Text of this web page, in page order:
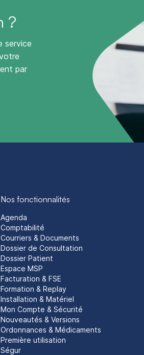
?
service
par
Nos fonctionnalités
Agenda
Comptabilité
Courriers & Documents
Dossier de Consultation
Dossier Patient
Espace MSP
Facturation & FSE
Formation & Replay
Installation & Matériel
Mon Compte & Sécurité
Nouveautés & Versions
Ordonnances & Médicaments
Première utilisation
Ségur